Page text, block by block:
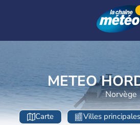
METEO
Norvège
Carte Villes principales